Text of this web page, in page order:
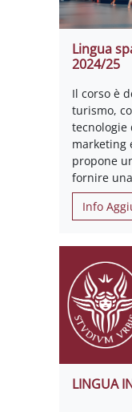
Lingua
2024/25
Il corso è
turismo,
tecnologie
marketing
propone
fornire
Info
LINGUA